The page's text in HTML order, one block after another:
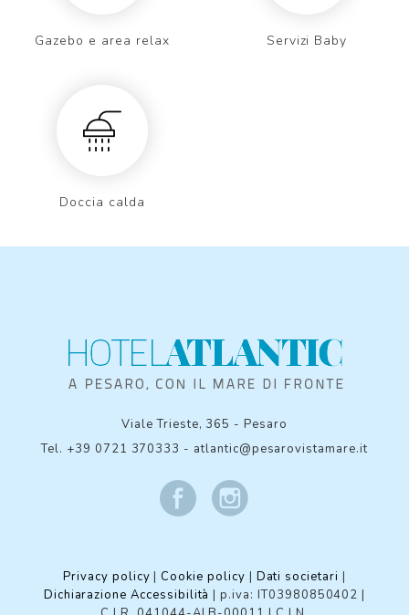
Gazebo e area relax Servizi Baby
Doccia calda
Viale Trieste, 365 -Pesaro
Tel. +39 0721 370333 - atlantic@pesarovistamare.it
Privacy policy |Cookie policy | Dati societari |
Dichiarazione Accessibilità | p.iva: IT03980850402 |